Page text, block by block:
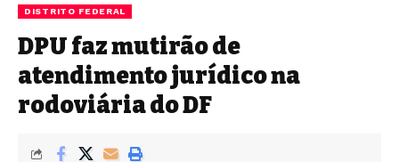
DISTRITO FEDERAL
DPU faz mutirão de
atendimento jurídico na
rodoviária do DF